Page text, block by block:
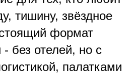
тишину, звёздное
формат
- без отелей, но с
палатками